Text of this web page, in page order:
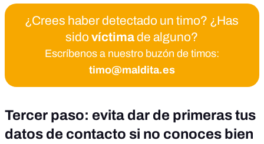
¿Crees haber detectado un timo? ¿Has
sidovíctimade alguno?
Escríbenos a nuestro buzón de timos:
timo@maldita.es
Tercer paso: evita dar de primeras tus
datos de contacto si no conoces bien